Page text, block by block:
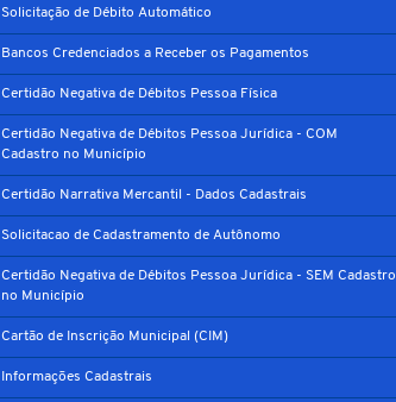
Solicitação de Débito Automático
Bancos Credenciados a Receber os Pagamentos
Certidão Negativa de Débitos Pessoa Física
Certidão Negativa de Débitos Pessoa Jurídica - COM
Cadastro no Município
Certidão Narrativa Mercantil - Dados Cadastrais
Solicitacao de Cadastramento de Autônomo
Certidão Negativa de Débitos Pessoa Jurídica - SEM Cadastro
no Município
Cartão de Inscrição Municipal (CIM)
Informações Cadastrais